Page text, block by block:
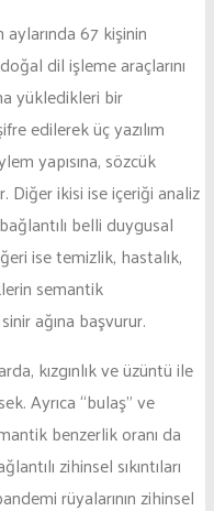
67 kişinin
dil işleme araçlarını
yükledikleri bir
edilerek üç yazılım
yapısına, sözcük
Diğer ikisi ise içeriği analiz
belli duygusal
ise temizlik, hastalık,
semantik
ağına başvurur.
kızgınlık ve üzüntü ile
Ayrıca “bulaş” ve
benzerlik oranı da
zihinsel sıkıntıları
rüyalarının zihinsel